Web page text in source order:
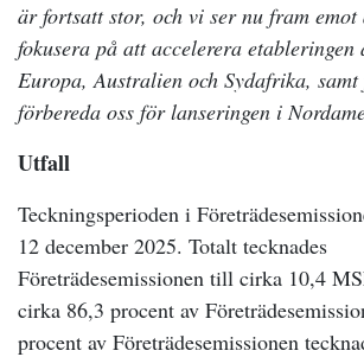
är fortsatt stor, och vi ser nu fram
fokusera på att accelerera
Europa, Australien och Sydafrika,
förbereda oss för lanseringen i
Utfall
Teckningsperioden i
12 december 2025. Totalt tecknades
Företrädesemissionen till cirka 10,4
cirka 86,3 procent av
procent av Företrädesemissionen